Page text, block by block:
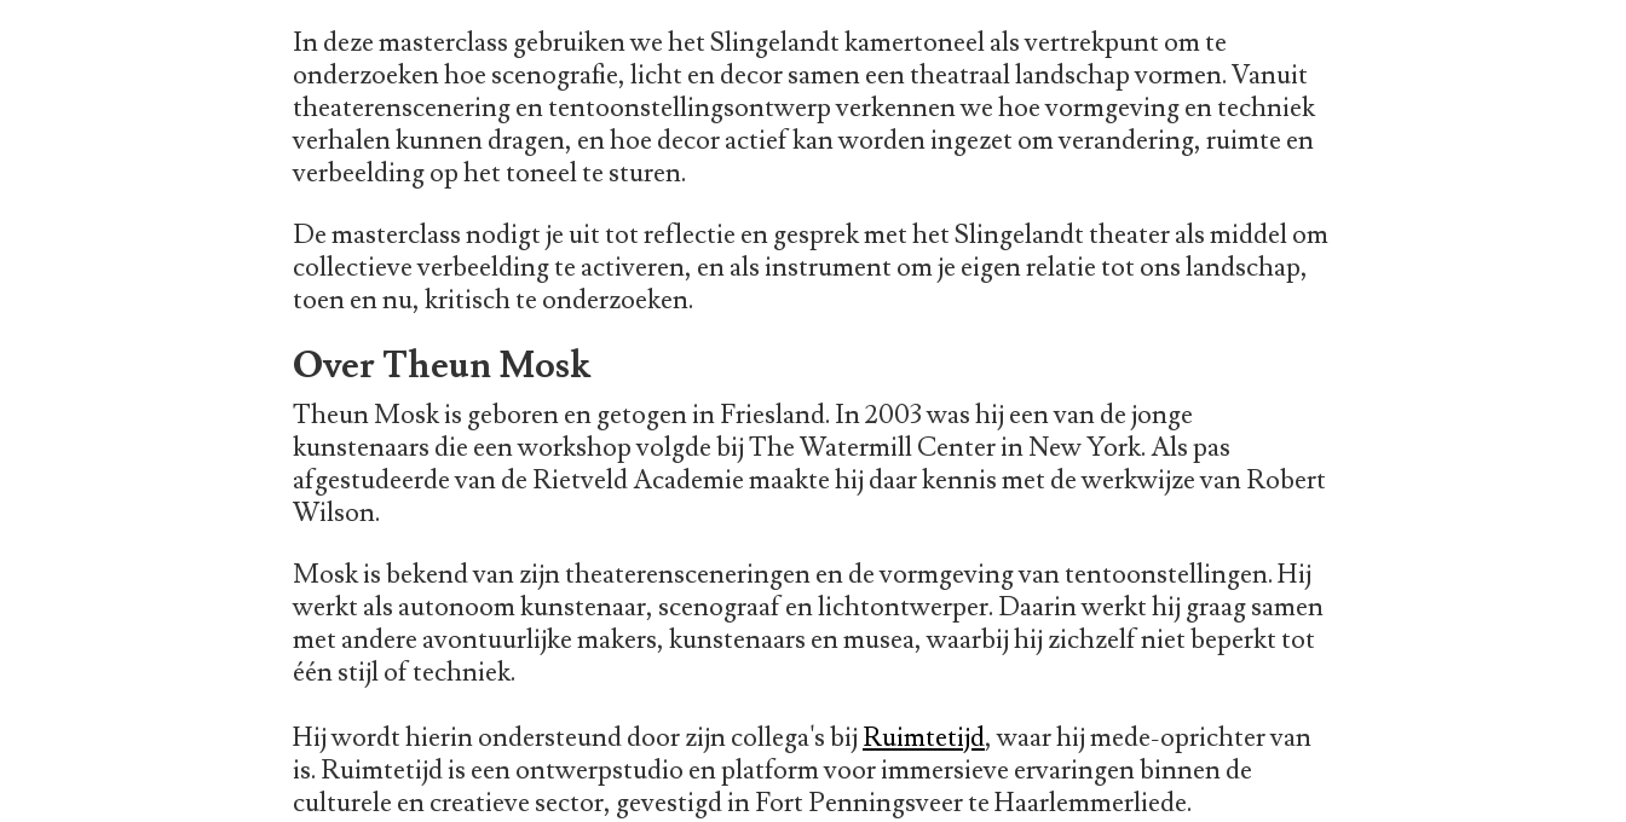
In deze masterclass gebruiken we het Slingelandt kamertoneel als vertrekpunt om te
onderzoeken hoe scenografie, licht en decor samen een theatraal landschap vormen. Vanuit
theaterenscenering en tentoonstellingsontwerp verkennen we hoe vormgeving en techniek
verhalen kunnen dragen, en hoe decor actief kan worden ingezet om verandering, ruimte en
verbeelding op het toneel te sturen.
De masterclass nodigt je uit tot reflectie en gesprek met het Slingelandt theater als middel om
collectieve verbeelding te activeren, en als instrument om je eigen relatie tot ons landschap,
toen en nu, kritisch te onderzoeken.
Over Theun Mosk
Theun Mosk is geboren en getogen in Friesland. In 2003 was hij een van de jonge
kunstenaars die een workshop volgde bij The Watermill Center in New York. Als pas
afgestudeerde van de Rietveld Academie maakte hij daar kennis met de werkwijze van Robert
Wilson.
Mosk is bekend van zijn theaterensceneringen en de vormgeving van tentoonstellingen. Hij
werkt als autonoom kunstenaar, scenograaf en lichtontwerper. Daarin werkt hij graag samen
met andere avontuurlijke makers, kunstenaars en musea, waarbij hij zichzelf niet beperkt tot
één stijl of techniek.
Hij wordt hierin ondersteund door zijn collega's bij Ruimtetijd, waar hij mede-oprichter van
is. Ruimtetijd is een ontwerpstudio en platform voor immersieve ervaringen binnen de
culturele en creatieve sector, gevestigd in Fort Penningsveer te Haarlemmerliede.